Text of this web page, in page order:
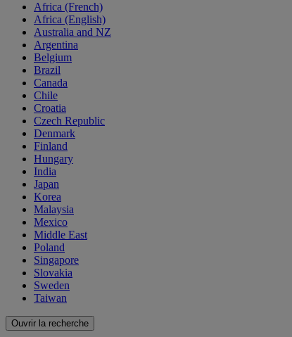
Africa (French)
Africa (English)
Australia and NZ
Argentina
Belgium
Brazil
Canada
Chile
Croatia
Czech Republic
Denmark
Finland
Hungary
India
Japan
Korea
Malaysia
Mexico
Middle East
Poland
Singapore
Slovakia
Sweden
Taiwan
Ouvrir la recherche